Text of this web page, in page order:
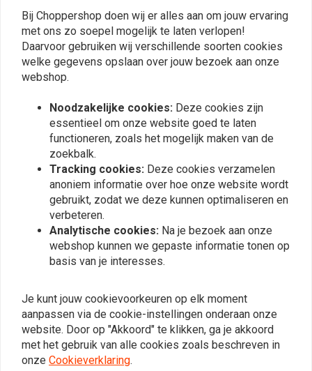
Plaats ook een review
Vergelijkbare producten
€2,98
Harley Evo - RVS
€14,67
Bij Choppershop doen wij er alles aan om jouw ervaring
met ons zo soepel mogelijk te laten verlopen!
Daarvoor gebruiken wij verschillende soorten cookies
welke gegevens opslaan over jouw bezoek aan onze
webshop.
Noodzakelijke cookies: Deze cookies zijn
essentieel om onze website goed te laten
functioneren, zoals het mogelijk maken van de
zoekbalk.
Tracking cookies: Deze cookies verzamelen
anoniem informatie over hoe onze website wordt
gebruikt, zodat we deze kunnen optimaliseren en
verbeteren.
Analytische cookies: Na je bezoek aan onze
webshop kunnen we gepaste informatie tonen op
basis van je interesses.
Je kunt jouw cookievoorkeuren op elk moment
aanpassen via de cookie-instellingen onderaan onze
website. Door op "Akkoord" te klikken, ga je akkoord
met het gebruik van alle cookies zoals beschreven in
onze Cookieverklaring.